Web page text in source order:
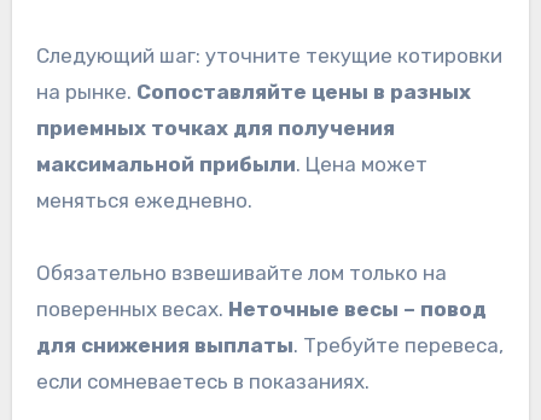
Следующий шаг: уточните текущие котировки
на рынке. Сопоставляйте цены в разных
приемных точках для получения
максимальной прибыли. Цена может
меняться ежедневно.
Обязательно взвешивайте лом только на
поверенных весах. Неточные весы – повод
для снижения выплаты. Требуйте перевеса,
если сомневаетесь в показаниях.